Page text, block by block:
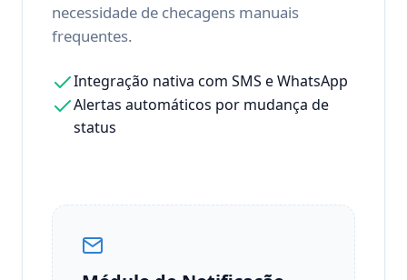
necessidade de checagens manuais
frequentes.
Integração nativa com SMS e WhatsApp
Alertas automáticos por mudança de
status